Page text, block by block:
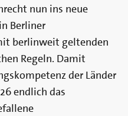
nun ins neue
Berliner
berlinweit geltenden
Regeln. Damit
der Länder
endlich das